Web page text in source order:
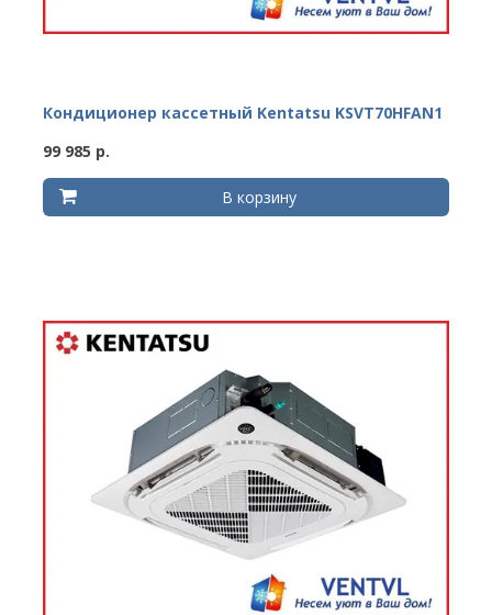
Кондиционер кассетный Kentatsu KSVT70HFAN1
99 985 р.
В корзину